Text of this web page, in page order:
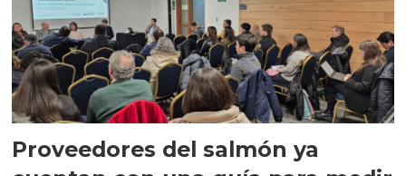
Proveedores del salmón ya